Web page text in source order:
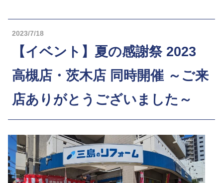
2023/7/18
【イベント】夏の感謝祭 2023
高槻店・茨木店 同時開催 ～ご来
店ありがとうございました～